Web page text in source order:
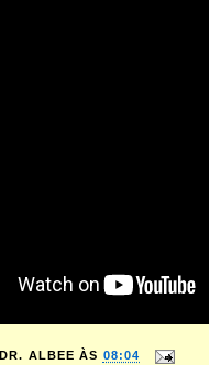
DR. ALBEE ÀS 08:04